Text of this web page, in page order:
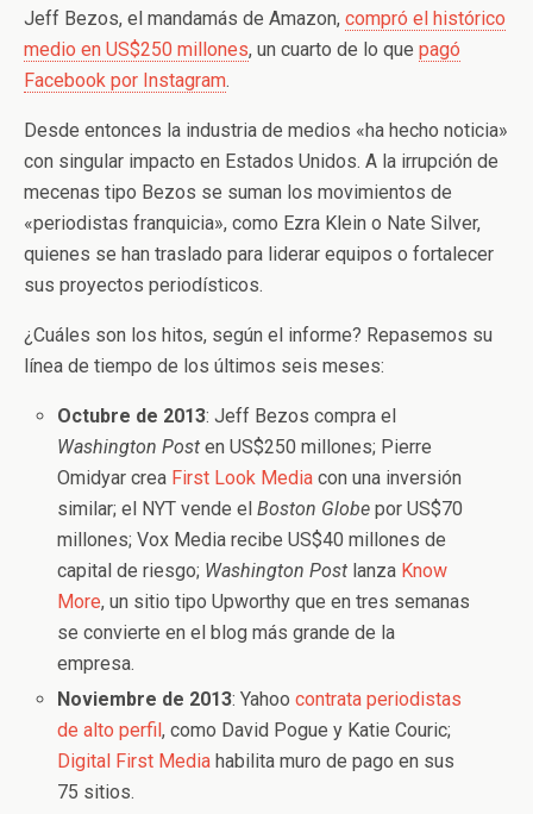
Jeff Bezos, el mandamás de Amazon, compró el histórico
medio en US$250 millones, un cuarto de lo que pagó
Facebook por Instagram.
Desde entonces la industria de medios «ha hecho noticia»
con singular impacto en Estados Unidos. A la irrupción de
mecenas tipo Bezos se suman los movimientos de
«periodistas franquicia», como Ezra Klein o Nate Silver,
quienes se han traslado para liderar equipos o fortalecer
sus proyectos periodísticos.
¿Cuáles son los hitos, según el informe? Repasemos su
línea de tiempo de los últimos seis meses:
Octubre de 2013: Jeff Bezos compra el
Washington Post en US$250 millones; Pierre
Omidyar crea First Look Media con una inversión
similar; el NYT vende elBoston Globe por US$70
millones; Vox Media recibe US$40 millones de
capital de riesgo; Washington Post lanza Know
More, un sitio tipo Upworthy que en tres semanas
se convierte en el blog más grande de la
empresa.
Noviembre de 2013: Yahoocontrata periodistas
de alto perfil, como David Pogue y Katie Couric;
Digital First Media habilita muro de pago en sus
75 sitios.